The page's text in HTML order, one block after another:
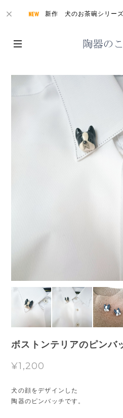
新作 犬のお茶碗シリーズ
ボストンテリアのピンバ
¥1,200
犬の顔をデザインした
陶器のピンバッチです。